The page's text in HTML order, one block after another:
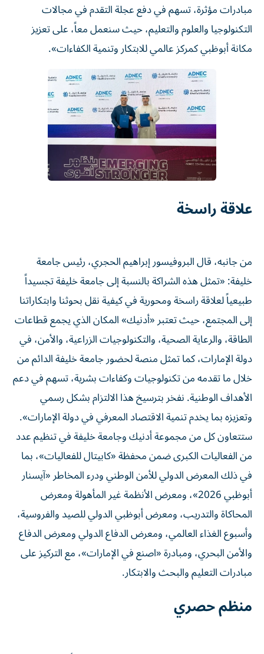
مبادرات مؤثرة، تسهم في دفع عجلة التقدم في مجالات
التكنولوجيا والعلوم والتعليم، حيث سنعمل معاً، على تعزيز
مكانة أبوظبي كمركز عالمي للابتكار وتنمية الكفاءات».
علاقة راسخة
من جانبه، قال البروفيسور إبراهيم الحجري، رئيس جامعة
خليفة: «تمثل هذه الشراكة بالنسبة إلى جامعة خليفة تجسيداً
طبيعياً لعلاقة راسخة ومحورية في كيفية نقل بحوثنا وابتكاراتنا
إلى المجتمع، حيث تعتبر «أدنيك» المكان الذي يجمع قطاعات
الطاقة، والرعاية الصحية، والتكنولوجيات الزراعية، والأمن، في
دولة الإمارات، كما تمثل منصة لحضور جامعة خليفة الدائم من
خلال ما تقدمه من تكنولوجيات وكفاءات بشرية، تسهم في دعم
الأهداف الوطنية. نفخر بترسيخ هذا الالتزام بشكل رسمي
وتعزيزه بما يخدم تنمية الاقتصاد المعرفي في دولة الإمارات».
ستتعاون كل من مجموعة أدنيك وجامعة خليفة في تنظيم عدد
من الفعاليات الكبرى ضمن محفظة «كابيتال للفعاليات»، بما
في ذلك المعرض الدولي للأمن الوطني ودرء المخاطر «آيسنار
أبوظبي 2026»، ومعرض الأنظمة غير المأهولة ومعرض
المحاكاة والتدريب، ومعرض أبوظبي الدولي للصيد والفروسية،
وأسبوع الغذاء العالمي، ومعرض الدفاع الدولي ومعرض الدفاع
والأمن البحري، ومبادرة «اصنع في الإمارات»، مع التركيز على
مبادرات التعليم والبحث والابتكار.
منظم حصري